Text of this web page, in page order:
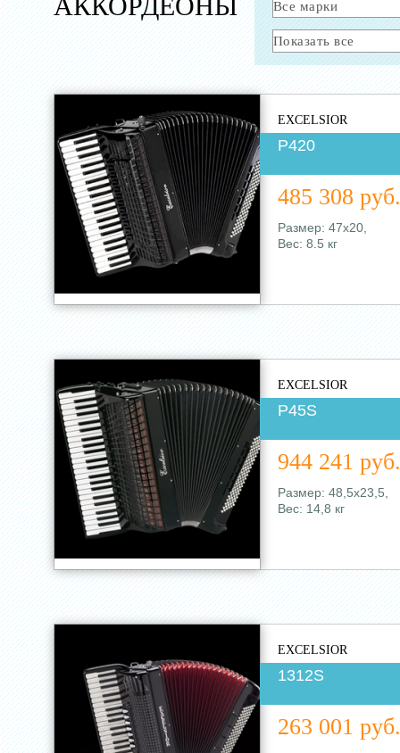
EXCELSIOR
P420
485 308 руб.
Размер: 47х20,
Вес: 8.5 кг
EXCELSIOR
P45S
944 241 руб.
Размер: 48,5х23,5,
Вес: 14,8 кг
EXCELSIOR
1312S
263 001 руб.